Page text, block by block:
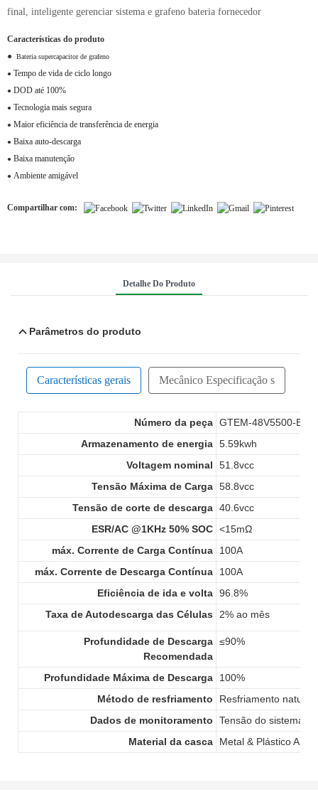
final, inteligente gerenciar sistema e grafeno bateria fornecedor
Características do produto
● Bateria supercapacitor de grafeno
● Tempo de vida de ciclo longo
● DOD até 100%
● Tecnologia mais segura
● Maior eficiência de transferência de energia
● Baixa auto-descarga
● Baixa manutenção
● Ambiente amigável
Compartilhar com:
Detalhe Do Produto
Parâmetros do produto
Características gerais Mecânico Especificação s
Número da peça GTEM-48V5500-E
Armazenamento de energia 5.59kwh
Voltagem nominal
51.8vcc
Tensão Máxima de Carga 58.8vcc
Tensão de corte de descarga 40.6vcc
ESR/AC @1KHz 50% SOC <15mΩ
máx. Corrente de Carga Contínua
100A
máx. Corrente de Descarga Contínua
100A
Eficiência de ida e volta 96.8%
Taxa de Autodescarga das Células
2% ao mês
Profundidade de Descarga
Recomendada
≤90%
Profundidade Máxima de Descarga
100%
Método de resfriamento
Resfriamento
Dados de monitoramento
Tensão do sistema,
Material da casca
Metal & Plástico ABS